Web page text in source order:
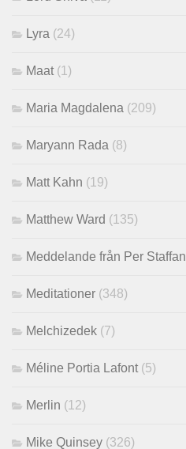
Lyra (24)
Maat (1)
Maria Magdalena (209)
Maryann Rada (8)
Matt Kahn (19)
Matthew Ward (135)
Meddelande från Per Staffan
Meditationer (348)
Melchizedek (7)
Méline Portia Lafont (5)
Merlin (12)
Mike Quinsey (326)